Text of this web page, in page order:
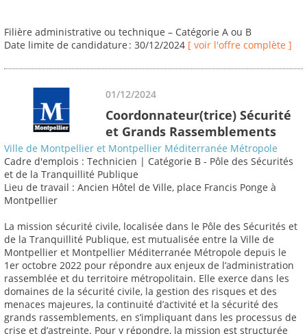
Filière administrative ou technique – Catégorie A ou B
Date limite de candidature : 30/12/2024 [ voir l'offre complète ]
01/12/2024
Coordonnateur(trice) Sécurité
et Grands Rassemblements
Ville de Montpellier et Montpellier Méditerranée Métropole
Cadre d'emplois : Technicien | Catégorie B - Pôle des Sécurités
et de la Tranquillité Publique
Lieu de travail : Ancien Hôtel de Ville, place Francis Ponge à
Montpellier
La mission sécurité civile, localisée dans le Pôle des Sécurités et
de la Tranquillité Publique, est mutualisée entre la Ville de
Montpellier et Montpellier Méditerranée Métropole depuis le
1er octobre 2022 pour répondre aux enjeux de l’administration
rassemblée et du territoire métropolitain. Elle exerce dans les
domaines de la sécurité civile, la gestion des risques et des
menaces majeures, la continuité d’activité et la sécurité des
grands rassemblements, en s’impliquant dans les processus de
crise et d’astreinte. Pour y répondre, la mission est structurée